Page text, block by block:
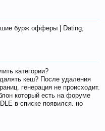
бурж офферы | Dating,
категории?
кеш? После удаления
генерация не происходит.
который есть на форуме
в списке появился. но